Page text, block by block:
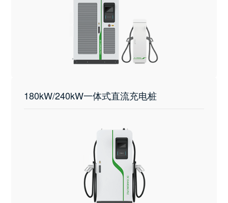
180kW/240kW一体式直流充电桩